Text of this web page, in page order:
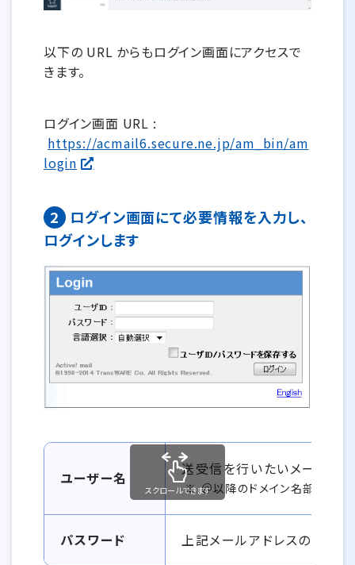
以下の URL からもログイン画面にアクセスで
きます。
ログイン画面 URL :
https://acmail6.secure.ne.jp/am_bin/am
login
2
ログイン画面にて必要情報を入力し、
ログインします
ログイン画面 必要情報一覧
ユーザー名
送受信を行いたいメールア
＠以降のドメイン名部分も入
パスワード 上記メールアドレスのパスワ
スクロールできます